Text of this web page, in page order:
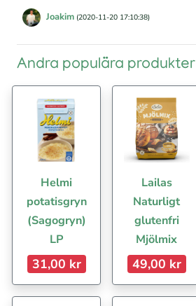
Joakim (2020-11-20 17:10:38)
Andra populära produkter
Helmi
potatisgryn
(Sagogryn)
LP
31,00 kr
Lailas
Naturligt
glutenfri
Mjölmix
49,00 kr